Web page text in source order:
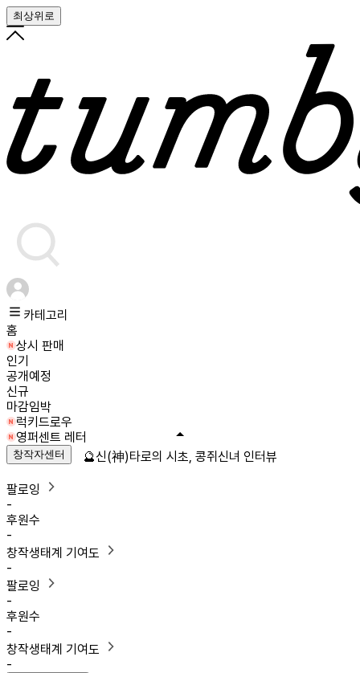
최상위로
카테고리
홈
상시 판매
인기
공개예정
신규
마감임박
럭키드로우
영퍼센트 레터
창작자센터
팔로잉
-
후원수
-
창작생태계 기여도
-
팔로잉
-
후원수
-
창작생태계 기여도
-
🔮신(神)타로의 시초, 콩쥐신녀 인터뷰